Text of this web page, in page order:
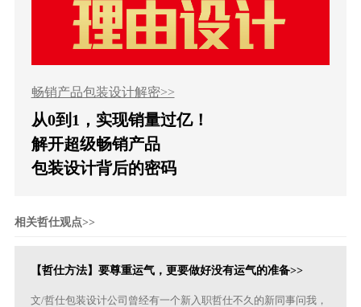
畅销产品包装设计解密>>
从0到1，实现销量过亿！
解开超级畅销产品
包装设计背后的密码
相关哲仕观点>>
【哲仕方法】要尊重运气，更要做好没有运气的准备>>
文/哲仕包装设计公司曾经有一个新入职哲仕不久的新同事问我，